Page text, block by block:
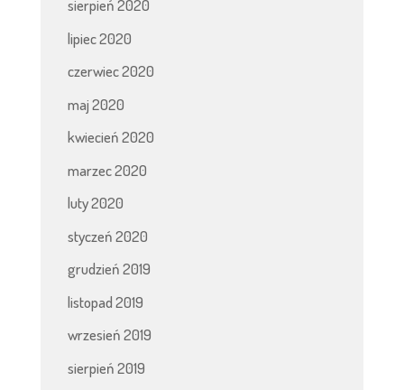
sierpień 2020
lipiec 2020
czerwiec 2020
maj 2020
kwiecień 2020
marzec 2020
luty 2020
styczeń 2020
grudzień 2019
listopad 2019
wrzesień 2019
sierpień 2019